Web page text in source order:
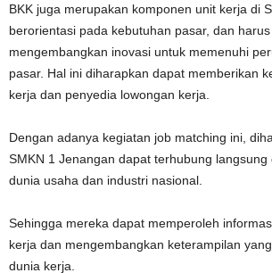
BKK juga merupakan komponen unit kerja di
berorientasi pada kebutuhan pasar, dan
mengembangkan inovasi untuk memenuhi
pasar. Hal ini diharapkan dapat memberikan
kerja dan penyedia lowongan kerja.
Dengan adanya kegiatan job matching ini,
SMKN 1 Jenangan dapat terhubung langsung
dunia usaha dan industri nasional.
Sehingga mereka dapat memperoleh
kerja dan mengembangkan keterampilan
dunia kerja.